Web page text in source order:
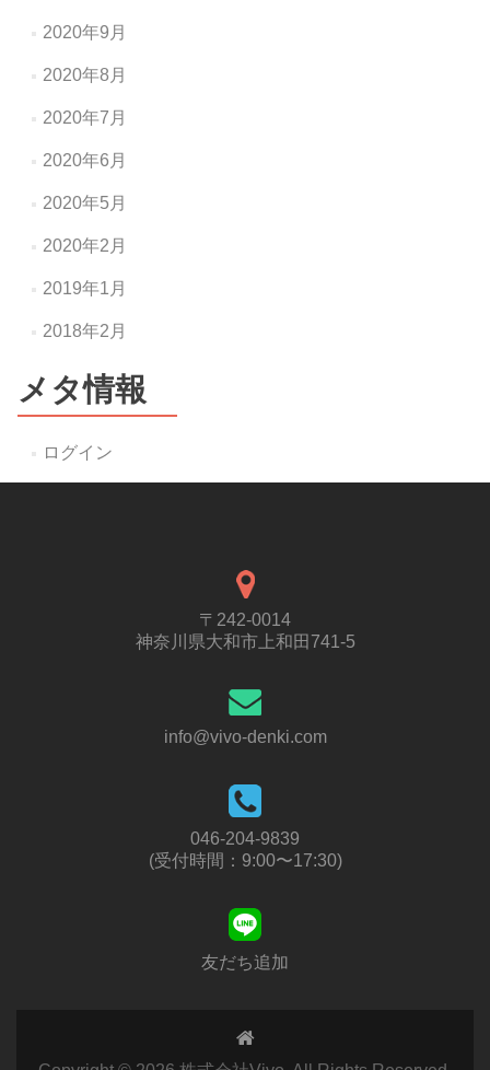
2020年9月
2020年8月
2020年7月
2020年6月
2020年5月
2020年2月
2019年1月
2018年2月
メタ情報
ログイン
〒242-0014
神奈川県大和市上和田741-5
info@vivo-denki.com
046-204-9839
(受付時間：9:00〜17:30)
友だち追加